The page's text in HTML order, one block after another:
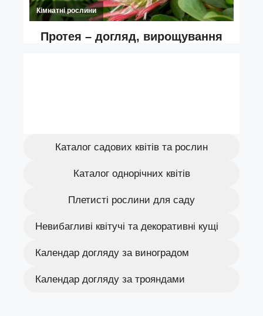
Каталог садових квітів та рослин
Каталог однорічних квітів
Плетисті рослини для саду
Невибагливі квітучі та декоративні кущі
Календар догляду за виноградом
Календар догляду за трояндами